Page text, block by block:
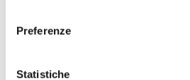
Preferenze
Statistiche